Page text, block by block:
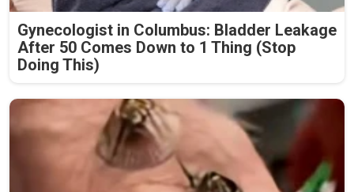
Gynecologist in Columbus: Bladder Leakage
After 50 Comes Down to 1 Thing (Stop
Doing This)